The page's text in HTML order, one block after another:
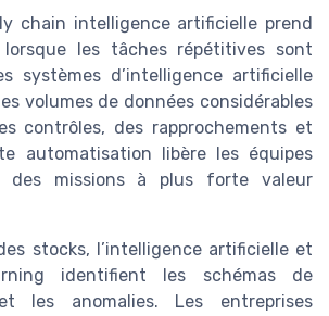
chain intelligence artificielle prend
les tâches répétitives sont
systèmes d’intelligence artificielle
volumes de données considérables
contrôles, des rapprochements et
automatisation libère les équipes
des missions à plus forte valeur
stocks, l’intelligence artificielle et
identifient les schémas de
les anomalies. Les entreprises